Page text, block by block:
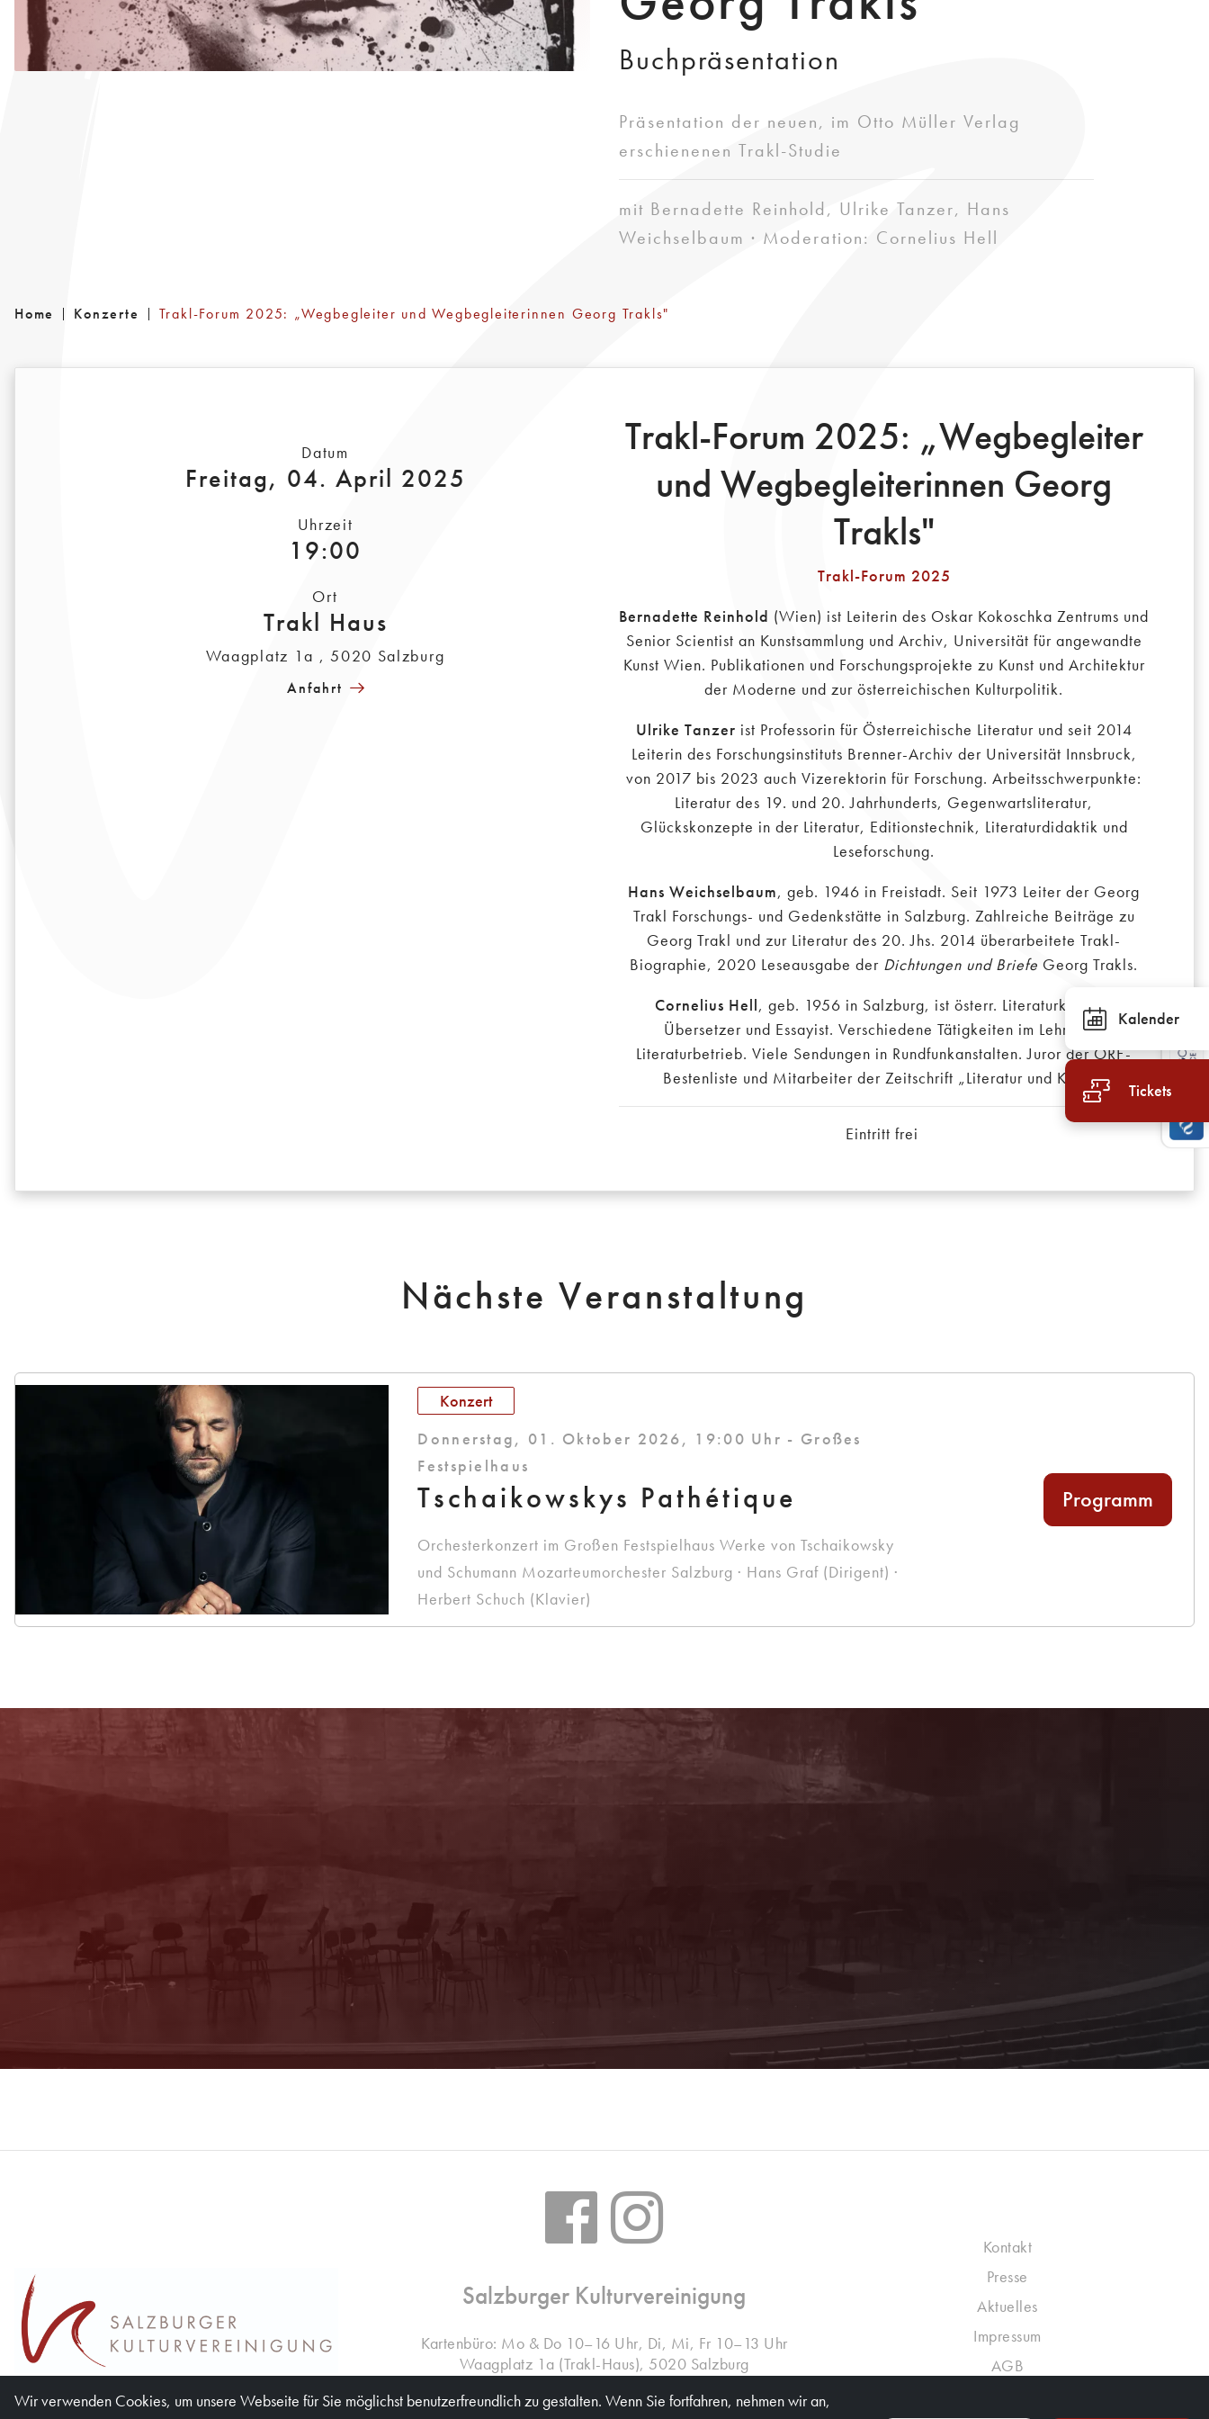
Buchpräsentation
Präsentation der neuen, im Otto Müller Verlag
erschienenen Trakl-Studie
mit Bernadette Reinhold, Ulrike Tanzer, Hans
Weichselbaum · Moderation: Cornelius Hell
Home Konzerte Trakl-Forum 2025: „Wegbegleiter und Wegbegleiterinnen Georg Trakls"
Datum
Freitag, 04. April 2025
Uhrzeit
19:00
Ort
Trakl Haus
Waagplatz 1a , 5020 Salzburg
Anfahrt
Trakl-Forum 2025: „Wegbegleiter
und Wegbegleiterinnen Georg
Trakls"
Trakl-Forum 2025
Bernadette Reinhold (Wien) ist Leiterin des Oskar Kokoschka Zentrums und
Senior Scientist an Kunstsammlung und Archiv, Universität für angewandte
Kunst Wien. Publikationen und Forschungsprojekte zu Kunst und Architektur
der Moderne und zur österreichischen Kulturpolitik.
Ulrike Tanzer ist Professorin für Österreichische Literatur und seit 2014
Leiterin des Forschungsinstituts Brenner-Archiv der Universität Innsbruck,
von 2017 bis 2023 auch Vizerektorin für Forschung. Arbeitsschwerpunkte:
Literatur des 19. und 20. Jahrhunderts, Gegenwartsliteratur,
Glückskonzepte in der Literatur, Editionstechnik, Literaturdidaktik und
Leseforschung.
Hans Weichselbaum, geb. 1946 in Freistadt. Seit 1973 Leiter der Georg
Trakl Forschungs- und Gedenkstätte in Salzburg. Zahlreiche Beiträge zu
Georg Trakl und zur Literatur des 20. Jhs. 2014 überarbeitete Trakl-
Biographie, 2020 Leseausgabe der Dichtungen und Briefe Georg Trakls.
Cornelius Hell, geb. 1956 in Salzburg, ist österr. Literaturkritiker,
Übersetzer und Essayist. Verschiedene Tätigkeiten im Lehr- und
Literaturbetrieb. Viele Sendungen in Rundfunkanstalten. Juror der ORF-
Bestenliste und Mitarbeiter der Zeitschrift „Literatur und Kritik“.
Eintritt frei
Nächste Veranstaltung
Konzert
Donnerstag, 01. Oktober 2026, 19:00 Uhr - Großes
Festspielhaus
Tschaikowskys Pathétique
Orchesterkonzert im Großen Festspielhaus Werke von Tschaikowsky
und Schumann Mozarteumorchester Salzburg · Hans Graf (Dirigent) ·
Herbert Schuch (Klavier)
Programm
Kalender
Tickets
Newsletter
Salzburger Kulturvereinigung
Kartenbüro: Mo & Do 10–16 Uhr, Di, Mi, Fr 10–13 Uhr
Waagplatz 1a (Trakl-Haus), 5020 Salzburg
Kontakt
Presse
Aktuelles
Impressum
AGB
Wir verwenden Cookies, um unsere Webseite für Sie möglichst benutzerfreundlich zu gestalten. Wenn Sie fortfahren, nehmen wir an,